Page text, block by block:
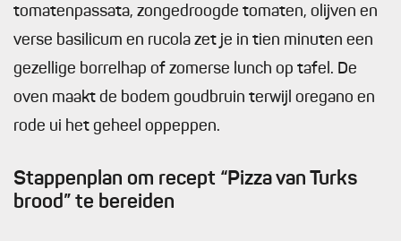
tomatenpassata, zongedroogde tomaten, olijven en
verse basilicum en rucola zet je in tien minuten een
gezellige borrelhap of zomerse lunch op tafel. De
oven maakt de bodem goudbruin terwijl oregano en
rode ui het geheel oppeppen.
Stappenplan om recept “Pizza van Turks
brood” te bereiden